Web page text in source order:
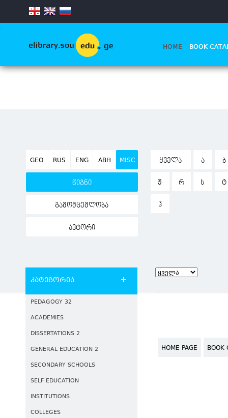
.
HOME BOOK
GEO RUS ENG ABH MISC
წიგნი
გამომცემლობა
ავტორი
ᲧᲕᲔᲚᲐ Ა Ბ
Ჟ Რ Ს Ტ
Ჰ
კატეგორია
PEDAGOGY 32
ACADEMIES
DISSERTATIONS 2
GENERAL EDUCATION 2
SECONDARY SCHOOLS
SELF EDUCATION
INSTITUTIONS
COLLEGES
HOME PAGE BOOK